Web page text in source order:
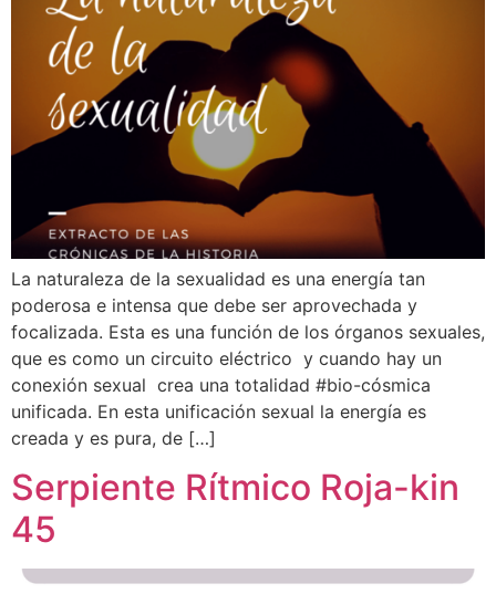
La naturaleza de la sexualidad es una energía tan
poderosa e intensa que debe ser aprovechada y
focalizada. Esta es una función de los órganos sexuales,
que es como un circuito eléctrico y cuando hay un
conexión sexual crea una totalidad #bio-cósmica
unificada. En esta unificación sexual la energía es
creada y es pura, de […]
Serpiente Rítmico Roja-kin
45